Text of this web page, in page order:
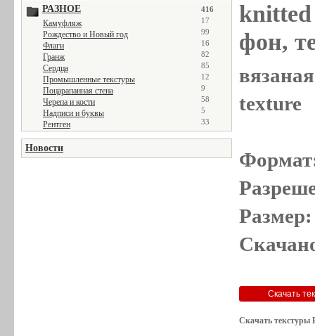
РАЗНОЕ 416
Камуфляж 17
Рождество и Новый год 99
Флаги 16
Гранж 82
Сердца 85
Промышленные текстуры 12
Поцарапанная стена 9
Черепа и кости 58
Надписи и буквы 5
Рентген 33
Новости
фон,
texture
Скачать текстуры